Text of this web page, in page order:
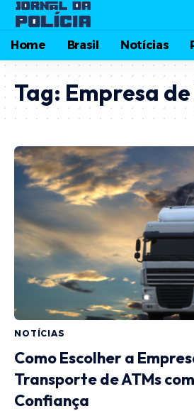
Home Brasil Notícias
Tag: Empresa
NOTÍCIAS
Como Escolher a
Transporte de ATMs
Confiança